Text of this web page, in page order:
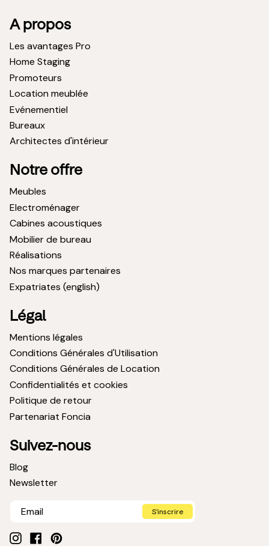
A propos
Les avantages Pro
Home Staging
Promoteurs
Location meublée
Evénementiel
Bureaux
Architectes d'intérieur
Notre offre
Meubles
Electroménager
Cabines acoustiques
Mobilier de bureau
Réalisations
Nos marques partenaires
Expatriates (english)
Légal
Mentions légales
Conditions Générales d'Utilisation
Conditions Générales de Location
Confidentialités et cookies
Politique de retour
Partenariat Foncia
Suivez-nous
Blog
Newsletter
S'inscrire